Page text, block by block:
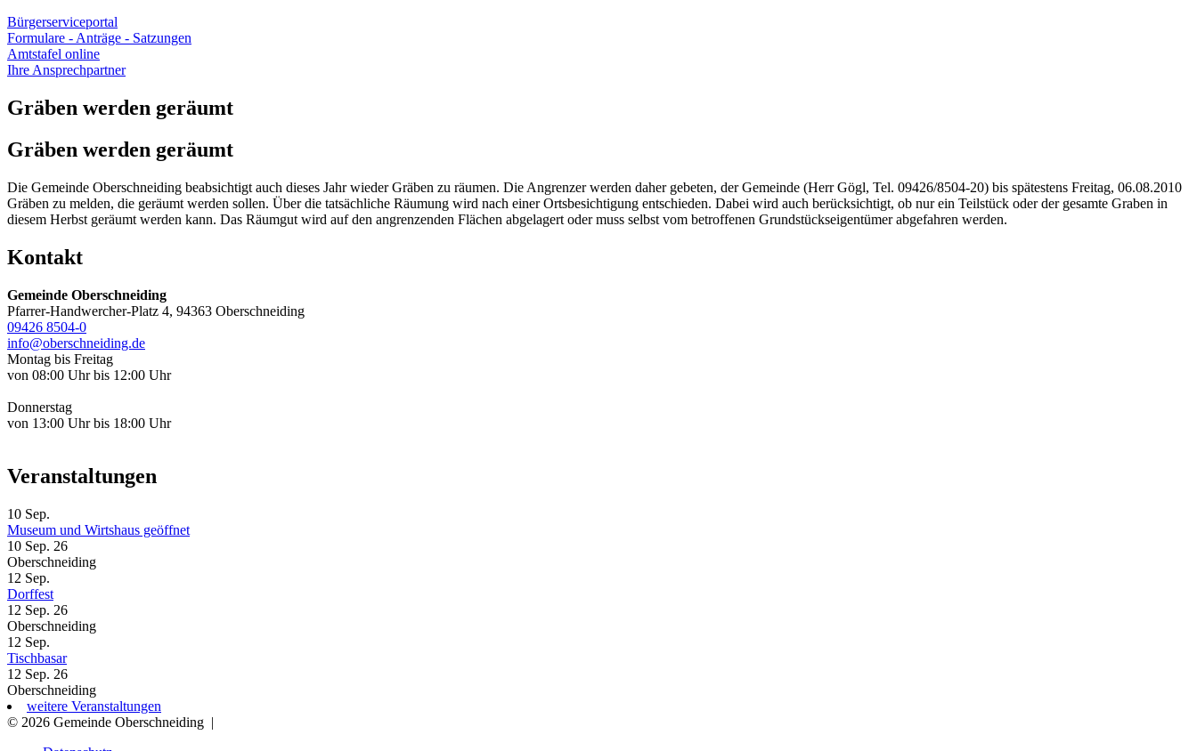
Bürgerserviceportal
Formulare - Anträge - Satzungen
Amtstafel online
Ihre Ansprechpartner
Gräben werden geräumt
Gräben werden geräumt
Die Gemeinde Oberschneiding beabsichtigt auch dieses Jahr wieder Gräben zu räumen. Die Angrenzer werden daher gebeten, der Gemeinde (Herr Gögl, Tel. 09426/8504-20) bis spätestens Freitag, 06.08.2010
Gräben zu melden, die geräumt werden sollen. Über die tatsächliche Räumung wird nach einer Ortsbesichtigung entschieden. Dabei wird auch berücksichtigt, ob nur ein Teilstück oder der gesamte Graben in
diesem Herbst geräumt werden kann. Das Räumgut wird auf den angrenzenden Flächen abgelagert oder muss selbst vom betroffenen Grundstückseigentümer abgefahren werden.
Kontakt
Gemeinde Oberschneiding
Pfarrer-Handwercher-Platz 4, 94363 Oberschneiding
09426 8504-0
info@oberschneiding.de
Montag bis Freitag
von 08:00 Uhr bis 12:00 Uhr
Donnerstag
von 13:00 Uhr bis 18:00 Uhr
Veranstaltungen
10 Sep.
Museum und Wirtshaus geöffnet
10 Sep. 26
Oberschneiding
12 Sep.
Dorffest
12 Sep. 26
Oberschneiding
12 Sep.
Tischbasar
12 Sep. 26
Oberschneiding
weitere Veranstaltungen
© 2026 Gemeinde Oberschneiding |